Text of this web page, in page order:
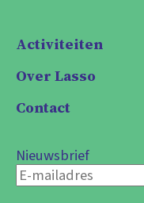
Activiteiten
Over Lasso
Contact
Nieuwsbrief